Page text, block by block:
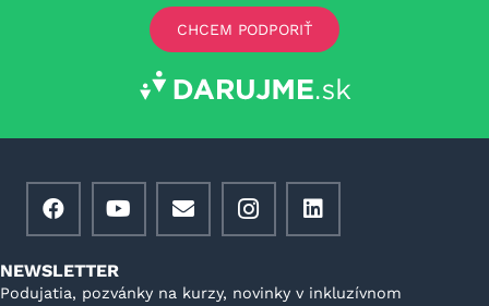
CHCEM PODPORIŤ
NEWSLETTER
Podujatia, pozvánky na kurzy, novinky v inkluzívnom